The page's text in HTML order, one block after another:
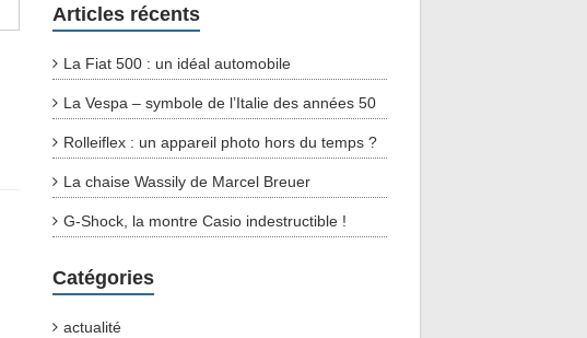
Articles récents
La Fiat 500 : un idéal automobile
La Vespa – symbole de l’Italie des années 50
Rolleiflex : un appareil photo hors du temps ?
La chaise Wassily de Marcel Breuer
G-Shock, la montre Casio indestructible !
Catégories
actualité